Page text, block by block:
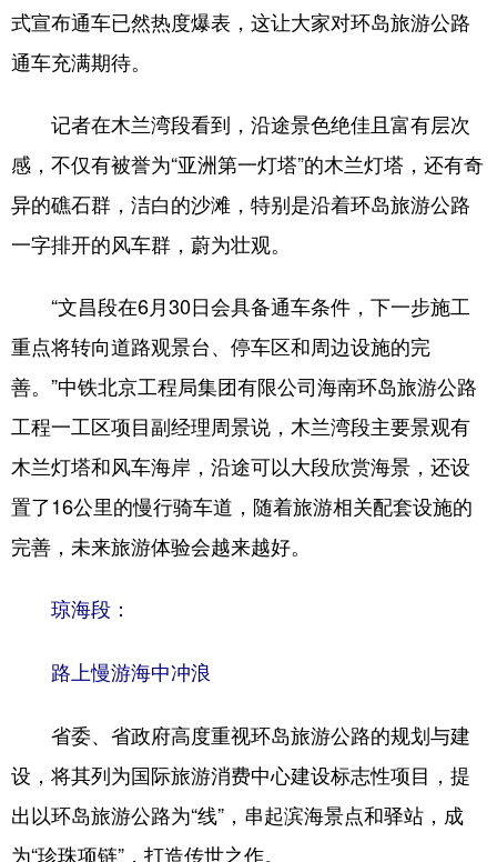
式宣布通车已然热度爆表，这让大家对环岛旅游公路
通车充满期待。
记者在木兰湾段看到，沿途景色绝佳且富有层次
感，不仅有被誉为“亚洲第一灯塔”的木兰灯塔，还有奇
异的礁石群，洁白的沙滩，特别是沿着环岛旅游公路
一字排开的风车群，蔚为壮观。
“文昌段在6月30日会具备通车条件，下一步施工
重点将转向道路观景台、停车区和周边设施的完
善。”中铁北京工程局集团有限公司海南环岛旅游公路
工程一工区项目副经理周景说，木兰湾段主要景观有
木兰灯塔和风车海岸，沿途可以大段欣赏海景，还设
置了16公里的慢行骑车道，随着旅游相关配套设施的
完善，未来旅游体验会越来越好。
琼海段：
路上慢游海中冲浪
省委、省政府高度重视环岛旅游公路的规划与建
设，将其列为国际旅游消费中心建设标志性项目，提
出以环岛旅游公路为“线”，串起滨海景点和驿站，成
为“珍珠项链”，打造传世之作。